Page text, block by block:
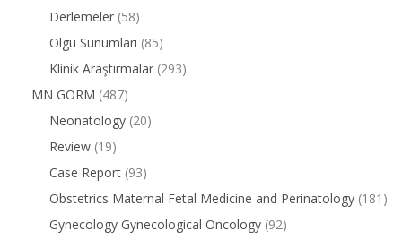
Derlemeler (58)
Olgu Sunumları (85)
Klinik Araştırmalar (293)
MN GORM (487)
Neonatology (20)
Review (19)
Case Report (93)
Obstetrics Maternal Fetal Medicine and Perinatology (181)
Gynecology Gynecological Oncology (92)